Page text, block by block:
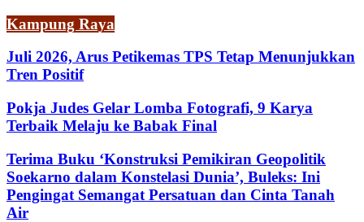
Kampung Raya
Juli 2026, Arus Petikemas TPS Tetap Menunjukkan
Tren Positif
Pokja Judes Gelar Lomba Fotografi, 9 Karya
Terbaik Melaju ke Babak Final
Terima Buku ‘Konstruksi Pemikiran Geopolitik
Soekarno dalam Konstelasi Dunia’, Buleks: Ini
Pengingat Semangat Persatuan dan Cinta Tanah
Air